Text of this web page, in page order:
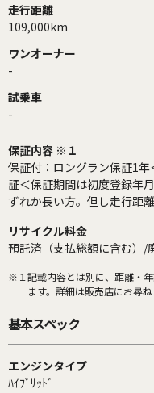
走行距離
109,000km
ワンオーナー
-
試乗車
-
保証内容 ※１
保証付：ロングラン保証1
証＜保証期間は初度登録年
ずれか長い方。但し走行距
リサイクル料金
預託済（支払総額に含む）/
※１ 記載内容とは別に、距離・
ます。詳細は販売店にお尋ね
基本スペック
エンジンタイプ
ﾊｲﾌﾞﾘｯﾄﾞ